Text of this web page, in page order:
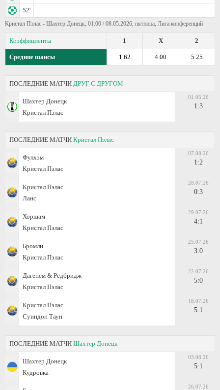
52'
Кристал Пэлас - Шахтер Донецк, 01:00 / 08.05.2026, пятница, Лига конференций
Коэффициенты 2
X
1
Средние шансы 5.25
4.00
1.62
ПОСЛЕДНИЕ МАТЧИ ДРУГ С ДРУГОМ
Шахтер Донецк
Кристал Пэлас
01.05.26
1:3
ПОСЛЕДНИЕ МАТЧИ Кристал Пэлас
Фулхэм
Кристал Пэлас
07.08.26
1:2
Кристал Пэлас
Ланс
28.07.26
0:3
Хоршам
Кристал Пэлас
29.07.26
4:1
Бромли
Кристал Пэлас
25.07.26
3:0
Дагенем & Редбридж
Кристал Пэлас
22.07.26
5:0
Кристал Пэлас
Суиндон Таун
18.07.26
5:1
ПОСЛЕДНИЕ МАТЧИ Шахтер Донецк
Шахтер Донецк
Кудровка
03.08.26
5:1
26.07.26